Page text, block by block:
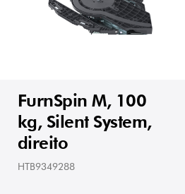
FurnSpin M, 100
kg, Silent System,
direito
HTB9349288